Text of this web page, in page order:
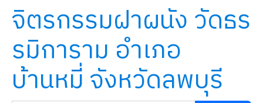
จิตรกรรมฝาผนัง วัดธร
รมิการาม อำเภอ
บ้านหมี่ จังหวัดลพบุรี